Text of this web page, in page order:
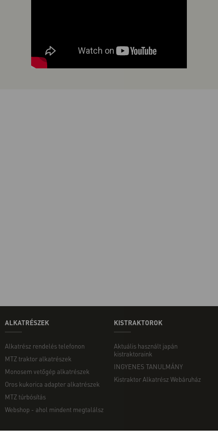
ALKATRÉSZEK
Alkatrész rendelés telefonon
MTZ traktor alkatrészek
Monosem vetőgép alkatrészek
Oros kukorica adapter alkatrészek
MTZ túrbósítás
Webshop - ahol mindent megtalálsz
KISTRAKTOROK
Aktuális használt japán
kistraktoraink
INGYENES TANULMÁNY
Kistraktor Alkatrész Webáruház